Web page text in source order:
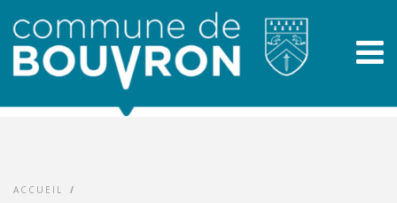
ACCUEIL /